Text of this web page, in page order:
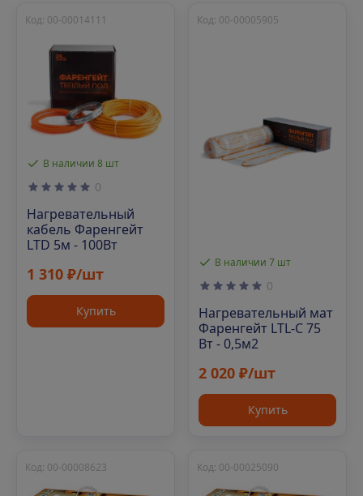
В наличии 8 шт
Код: 00-00014111
0
Нагревательный
кабель Фаренгейт
LTD 5м - 100Вт
1 310 ₽/шт
Купить
В наличии 7 шт
Код: 00-00005905
0
Нагревательный мат
Фаренгейт LTL-C 75
Вт - 0,5м2
2 020 ₽/шт
Купить
Код: 00-00008623 Код: 00-00025090